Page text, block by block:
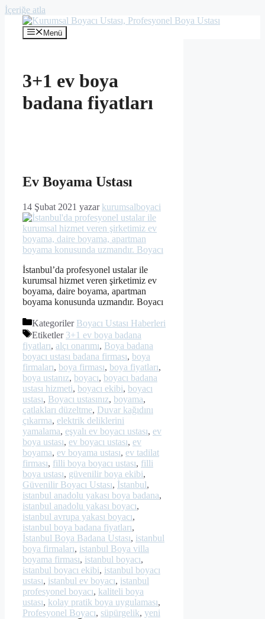
İçeriğe atla
Menü
3+1 ev boya
badana fiyatları
Ev Boyama Ustası
14 Şubat 2021 yazar kurumsalboyaci
İstanbul’da profesyonel ustalar ile
kurumsal hizmet veren şirketimiz ev
boyama, daire boyama, apartman
boyama konusunda uzmandır. Boyacı
Kategoriler Boyacı Ustası Haberleri
Etiketler 3+1 ev boya badana
fiyatları, alçı onarımı, Boya badana
boyacı ustası badana firması, boya
firmaları, boya firması, boya fiyatları,
boya ustanız, boyacı, boyacı badana
ustası hizmeti, boyacı ekibi, boyacı
ustası, Boyacı ustasınız, boyama,
çatlakları düzeltme, Duvar kağıdını
çıkarma, elektrik deliklerini
yamalama, eşyalı ev boyacı ustası, ev
boya ustası, ev boyacı ustası, ev
boyama, ev boyama ustası, ev tadilat
firması, filli boya boyacı ustası, filli
boya ustası, güvenilir boya ekibi,
Güvenilir Boyacı Ustası, İstanbul,
istanbul anadolu yakası boya badana,
istanbul anadolu yakası boyacı,
istanbul avrupa yakası boyacı,
istanbul boya badana fiyatları,
İstanbul Boya Badana Ustası, istanbul
boya firmaları, istanbul Boya villa
boyama firması, istanbul boyacı,
istanbul boyacı ekibi, istanbul boyacı
ustası, istanbul ev boyacı, istanbul
profesyonel boyacı, kaliteli boya
ustası, kolay pratik boya uygulaması,
Profesyonel Boyacı, süpürgelik, yeni